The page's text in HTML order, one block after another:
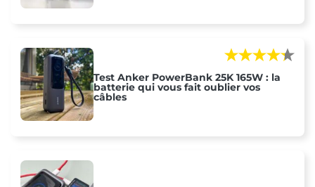
Test Anker PowerBank 25K 165W : la
batterie qui vous fait oublier vos
câbles